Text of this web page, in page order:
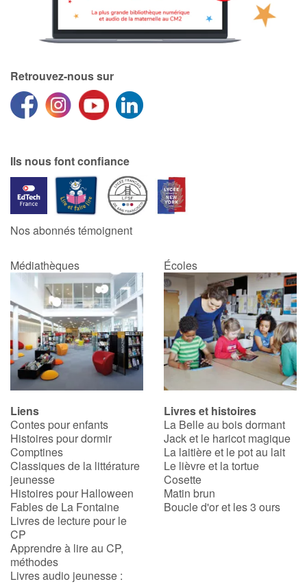
Dyslexie, troubles de la lecture
Nos listes de lecture
Les plus lus
Retrouvez-nous sur
Ils nous font confiance
Nos abonnés témoignent
Médiathèques Écoles
Liens
Contes pour enfants
Histoires pour dormir
Comptines
Classiques de la littérature
jeunesse
Histoires pour Halloween
Fables de La Fontaine
Livres de lecture pour le
CP
Apprendre à lire au CP,
méthodes
Livres audio jeunesse :
Livres et histoires
La Belle au bois dormant
Jack et le haricot magique
La laitière et le pot au lait
Le lièvre et la tortue
Cosette
Matin brun
Boucle d'or et les 3 ours